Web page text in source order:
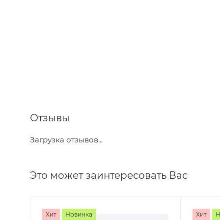
Отзывы
Загрузка отзывов...
Это может заинтересовать Вас
Хит Новинка Хит